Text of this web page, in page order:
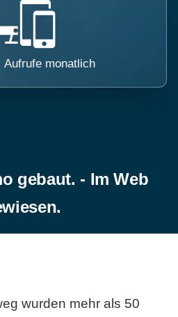
Aufrufe monatlich
gebaut. - Im Web
wurden mehr als 50